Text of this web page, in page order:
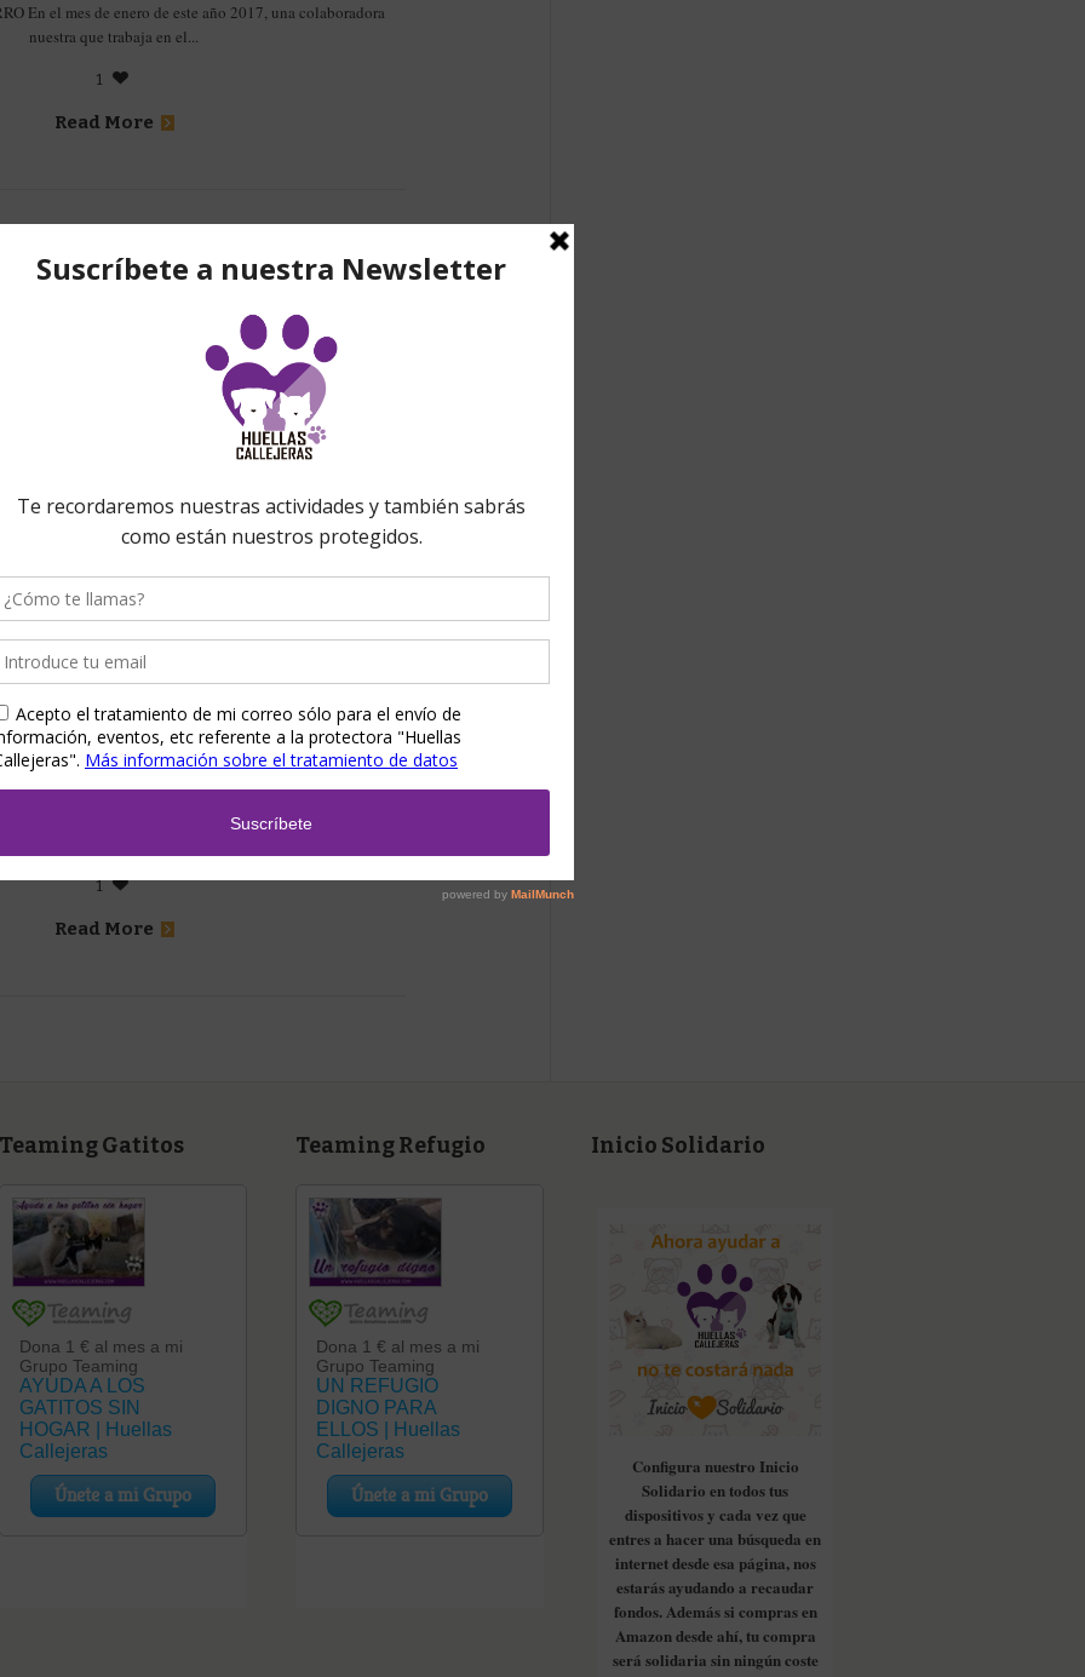
En el mes de enero de este año 2017, una colaboradora
nuestra que trabaja en el...
1
Read More
de Gatitos
Gatos
San Diego en California, Huellas Callejeras también intenta
1
Read More
Teaming Gatitos Teaming Refugio Inicio Solidario
Configura nuestro Inicio
Solidario en todos tus
dispositivos y cada vez que
entres a hacer una búsqueda en
internet desde esa página, nos
estarás ayudando a recaudar
fondos. Además si compras en
Amazon desde ahí, tu compra
será solidaria sin ningún coste